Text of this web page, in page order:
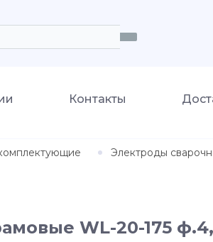
Контакты
Электроды
WL-20-175